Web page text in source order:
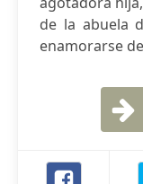
de la abuela
enamorarse